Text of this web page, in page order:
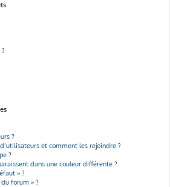
?
et comment les rejoindre ?
?
dans une couleur différente ?
» ?
forum » ?